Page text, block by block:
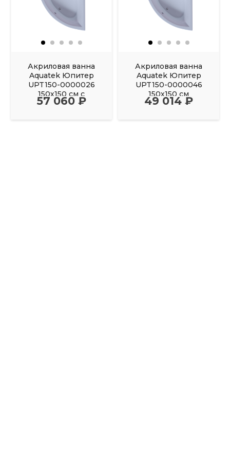
Акриловая ванна
Aquatek Юпитер
UPT150-0000026
150х150 см с
фронтальным
57 060 ₽
Акриловая ванна
Aquatek Юпитер
UPT150-0000046
150х150 см
49 014 ₽